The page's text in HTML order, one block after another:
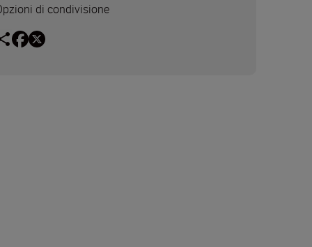
di condivisione